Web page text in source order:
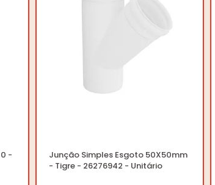
-
Junção Simples Esgoto 50X50mm
- Tigre - 26276942 - Unitário